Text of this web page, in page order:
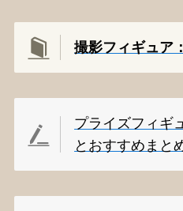
撮影フィギュア
プライズフィギ
とおすすめまと